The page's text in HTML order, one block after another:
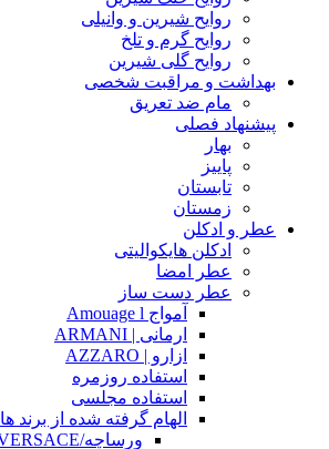
روایح شیرین و وانیلی
روایح گرم و تلخ
روایح گلی شیرین
بهداشت و مراقبت شخصی
مام ضد تعریق
پیشنهاد فصلی
بهار
پاییز
تابستان
زمستان
عطر و ادکلن
ادکلن هایکوالیتی
عطر امضا
عطر دست ساز
آمواج Amouage l
ارمانی | ARMANI
ازارو | AZZARO
استفاده روزمره
استفاده مجلسی
الهام گرفته شده از برند ها
ورساچه/VERSACE